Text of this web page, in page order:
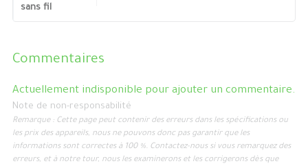
sans fil
Commentaires
Actuellement indisponible pour ajouter un commentaire.
Note de non-responsabilité
Remarque : Cette page peut contenir des erreurs dans les spécifications ou
les prix des appareils, nous ne pouvons donc pas garantir que les
informations sont correctes à 100 %. Contactez-nous si vous remarquez des
erreurs, et à notre tour, nous les examinerons et les corrigerons dès que